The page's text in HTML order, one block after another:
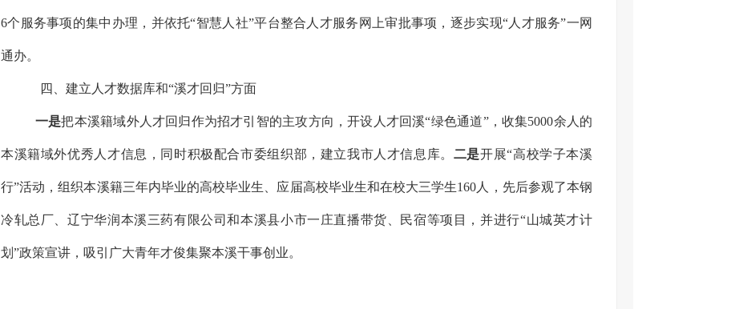
6个服务事项的集中办理，并依托“智慧人社”平台整合人才服务网上审批事项，逐步实现“人才服务”一网
通办。
四、建立人才数据库和“溪才回归”方面
一是把本溪籍域外人才回归作为招才引智的主攻方向，开设人才回溪“绿色通道”，收集5000余人的
本溪籍域外优秀人才信息，同时积极配合市委组织部，建立我市人才信息库。 二是开展“高校学子本溪
行”活动，组织本溪籍三年内毕业的高校毕业生、应届高校毕业生和在校大三学生160人，先后参观了本钢
冷轧总厂、辽宁华润本溪三药有限公司和本溪县小市一庄直播带货、民宿等项目，并进行“山城英才计
划”政策宣讲，吸引广大青年才俊集聚本溪干事创业。